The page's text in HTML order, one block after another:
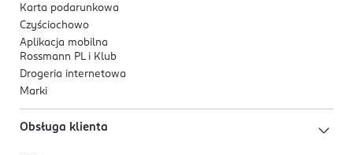
Karta podarunkowa
Czyściochowo
Aplikacja mobilna
Rossmann PL i Klub
Drogeria internetowa
Marki
Obsługa klienta